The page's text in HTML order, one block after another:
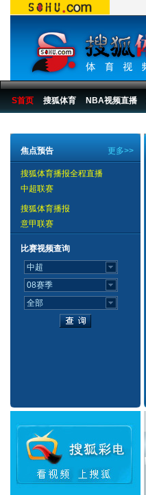
S首页 搜狐体育 NBA视频直播
更多>>
焦点预告
搜狐体育播报全程直播
中超联赛
搜狐体育播报
意甲联赛
比赛视频查询